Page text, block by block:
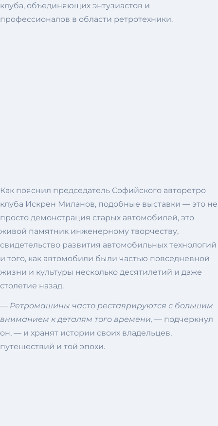
клуба, объединяющих энтузиастов и
профессионалов в области ретротехники.
Как пояснил председатель Софийского авторетро
клуба Искрен Миланов, подобные выставки — это не
просто демонстрация старых автомобилей, это
живой памятник инженерному творчеству,
свидетельство развития автомобильных технологий
и того, как автомобили были частью повседневной
жизни и культуры несколько десятилетий и даже
столетие назад.
— Ретромашины часто реставрируются с большим
вниманием к деталям того времени, — подчеркнул
он, — и хранят истории своих владельцев,
путешествий и той эпохи.